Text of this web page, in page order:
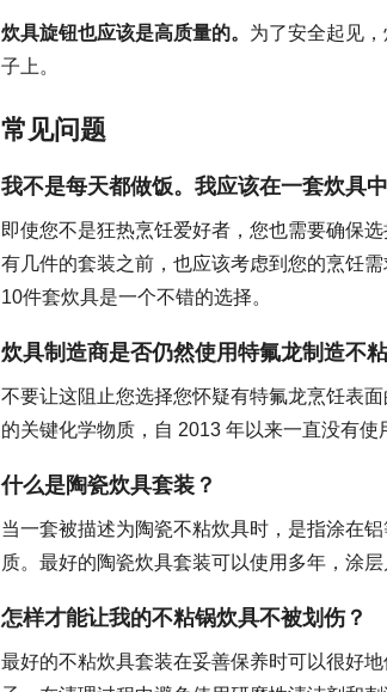
炊具旋钮也应该是高质量的。 为了安全起见
子上。
常见问题
我不是每天都做饭。我应该在一套炊具
即使您不是狂热烹饪爱好者，您也需要确保
有几件的套装之前，也应该考虑到您的烹饪
10件套炊具是一个不错的选择。
炊具制造商是否仍然使用特氟龙制造不
不要让这阻止您选择您怀疑有特氟龙烹饪表
的关键化学物质，自 2013 年以来一直没有使
什么是陶瓷炊具套装？
当一套被描述为陶瓷不粘炊具时，是指涂在
质。最好的陶瓷炊具套装可以使用多年，涂层
怎样才能让我的不粘锅炊具不被划伤？
最好的不粘炊具套装在妥善保养时可以很好